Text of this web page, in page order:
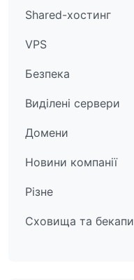
Shared-хостинг
VPS
Безпека
Виділені сервери
Домени
Новини компанії
Різне
Сховища та бекапи